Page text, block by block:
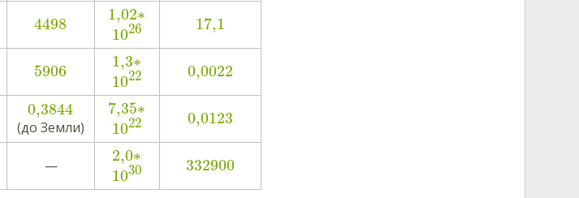
4498
1,02∗
1026 17,1
5906
1,3∗
1022 0,0022
0,3844
(до Земли)
7,35∗
1022 0,0123
—
2,0∗
1030 332900